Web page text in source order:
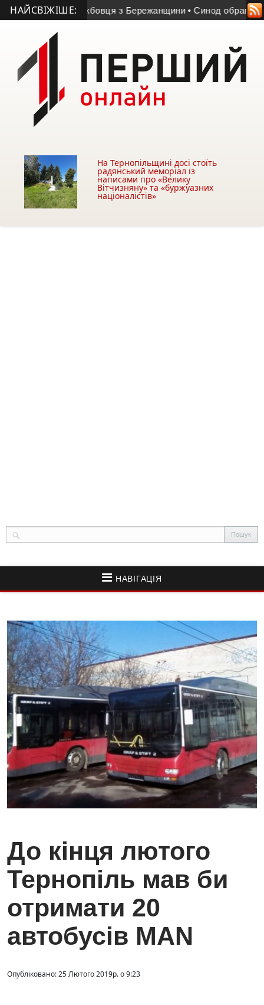
НАЙСВІЖІШЕ: з Бережанщини • Синод обрав
На Тернопільщині досі стоїть
радянський меморіал із
написами про «Велику
Вітчизняну» та «буржуазних
націоналістів»
НАВІГАЦІЯ
До кінця лютого
Тернопіль мав би
отримати 20
автобусів MAN
Опубліковано: 25 Лютого 2019р. о 9:23